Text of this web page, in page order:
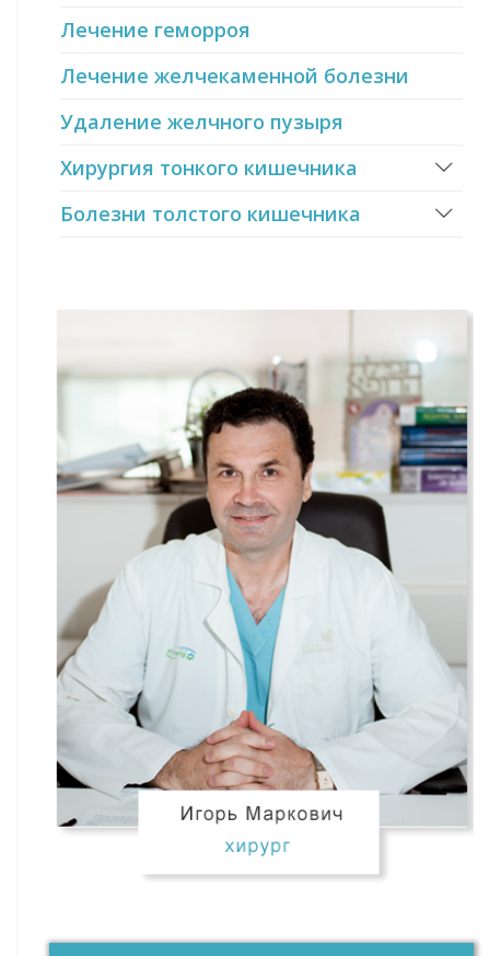
Лечение геморроя
Лечение желчекаменной болезни
Удаление желчного пузыря
Хирургия тонкого кишечника
Болезни толстого кишечника